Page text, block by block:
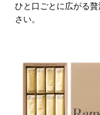
ひと口ごとに広がる
さい。